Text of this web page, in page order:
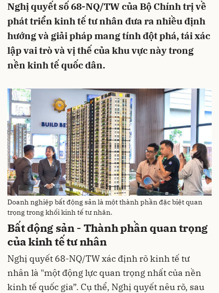
Nghị quyết số 68-NQ/TW của Bộ Chính trị về
phát triển kinh tế tư nhân đưa ra nhiều định
hướng và giải pháp mang tính đột phá, tái xác
lập vai trò và vị thế của khu vực này trong
nền kinh tế quốc dân.
Doanh nghiệp bất động sản là một thành phần đặc biệt quan
trọng trong khối kinh tế tư nhân.
Bất động sản - Thành phần quan trọng
của kinh tế tư nhân
Nghị quyết 68-NQ/TW xác định rõ kinh tế tư
nhân là "một động lực quan trọng nhất của nền
kinh tế quốc gia”. Cụ thể, Nghị quyết nêu rõ, sau
Hủy